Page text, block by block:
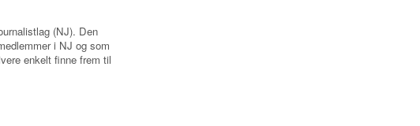
(NJ). Den
i NJ og som
enkelt finne frem til